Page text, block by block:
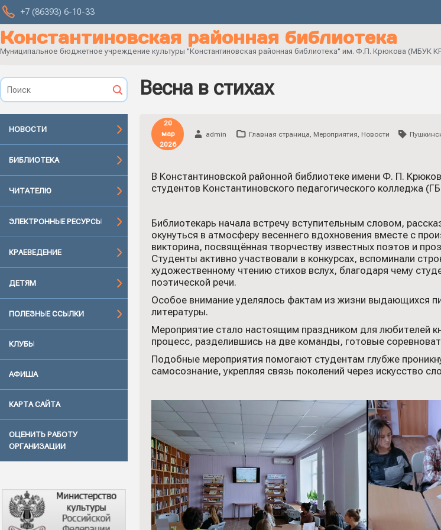
+7 (86393) 6-10-33
Константиновская районная библиотека
Муниципальное бюджетное учреждение культуры "Константиновская районная библиотека" им. Ф.П. Крюкова (МБУК
НОВОСТИ
БИБЛИОТЕКА
ЧИТАТЕЛЮ
ЭЛЕКТРОННЫЕ РЕСУРСЫ
КРАЕВЕДЕНИЕ
ДЕТЯМ
ПОЛЕЗНЫЕ ССЫЛКИ
КЛУБЫ
АФИША
КАРТА САЙТА
ОЦЕНИТЬ РАБОТУ
ОРГАНИЗАЦИИ
Весна в стихах
20
мар
2026
admin Главная страница, Мероприятия, Новости
В Константиновской районной библиотеке имени Ф. П.
студентов Константиновского педагогического колледжа
Библиотекарь начала встречу вступительным словом,
окунуться в атмосферу весеннего вдохновения вместе с
викторина, посвящённая творчеству известных поэтов и
Студенты активно участвовали в конкурсах, вспоминали
художественному чтению стихов вслух, благодаря чему
поэтической речи.
Особое внимание уделялось фактам из жизни выдающихся
литературы.
Мероприятие стало настоящим праздником для любителей
процесс, разделившись на две команды, готовые
Подобные мероприятия помогают студентам глубже
самосознание, укрепляя связь поколений через искусство